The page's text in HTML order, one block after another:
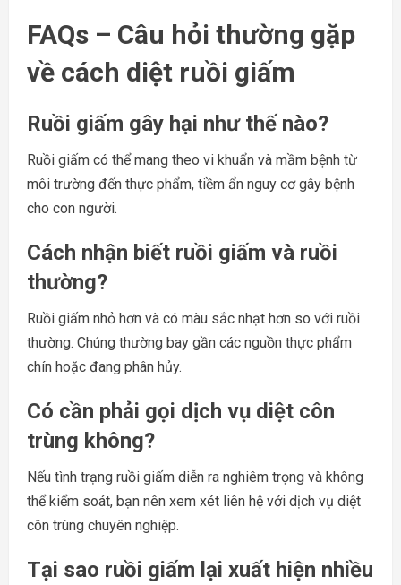
FAQs – Câu hỏi thường gặp
về cách diệt ruồi giấm
Ruồi giấm gây hại như thế nào?
Ruồi giấm có thể mang theo vi khuẩn và mầm bệnh từ
môi trường đến thực phẩm, tiềm ẩn nguy cơ gây bệnh
cho con người.
Cách nhận biết ruồi giấm và ruồi
thường?
Ruồi giấm nhỏ hơn và có màu sắc nhạt hơn so với ruồi
thường. Chúng thường bay gần các nguồn thực phẩm
chín hoặc đang phân hủy.
Có cần phải gọi dịch vụ diệt côn
trùng không?
Nếu tình trạng ruồi giấm diễn ra nghiêm trọng và không
thể kiểm soát, bạn nên xem xét liên hệ với dịch vụ diệt
côn trùng chuyên nghiệp.
Tại sao ruồi giấm lại xuất hiện nhiều